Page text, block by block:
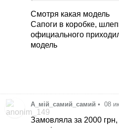
Смотря какая модель
Сапоги в коробке,
официального
модель
А_мій_самий_самий • 08
Замовляла за 2000 грн,